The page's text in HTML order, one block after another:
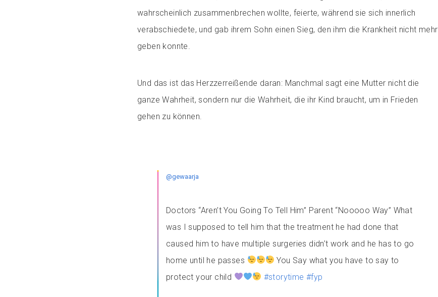
wahrscheinlich zusammenbrechen wollte, feierte, während sie sich innerlich
verabschiedete, und gab ihrem Sohn einen Sieg, den ihm die Krankheit nicht mehr
geben konnte.
Und das ist das Herzzerreißende daran: Manchmal sagt eine Mutter nicht die
ganze Wahrheit, sondern nur die Wahrheit, die ihr Kind braucht, um in Frieden
gehen zu können.
@gewaarja
Doctors “Aren’t You Going To Tell Him” Parent “Nooooo Way” What
was I supposed to tell him that the treatment he had done that
caused him to have multiple surgeries didn’t work and he has to go
home until he passes
You Say what you have to say to
protect your child
#storytime #fyp